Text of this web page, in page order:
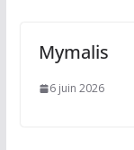
Mymalis
6 juin 2026